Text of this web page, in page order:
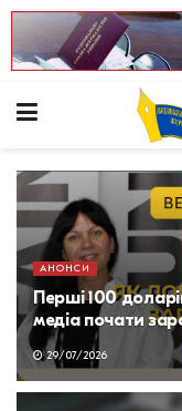
АНОНСИ
Перші 100
медіа почати
29/07/2026